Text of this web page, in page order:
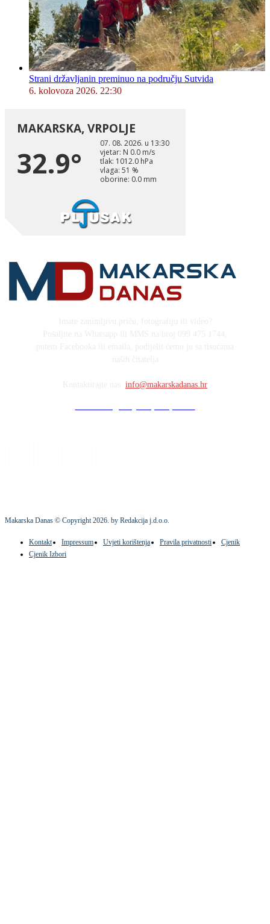
Strani državljanin preminuo na području Sutvida
6. kolovoza 2026. 22:30
info@makarskadanas.hr
Makarska Danas © Copyright2026. by Redakcija j.d.o.o.
Kontakt Impressum Uvjeti korištenja Pravila privatnosti
Cjenik
Cjenik Izbori